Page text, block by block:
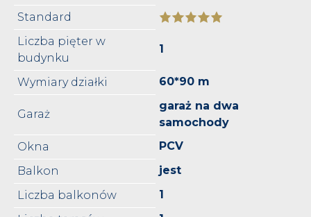
Standard
Liczba pięter w
budynku
1
Wymiary działki 60*90 m
Garaż
garaż na dwa
samochody
Okna
PCV
Balkon
jest
Liczba balkonów
1